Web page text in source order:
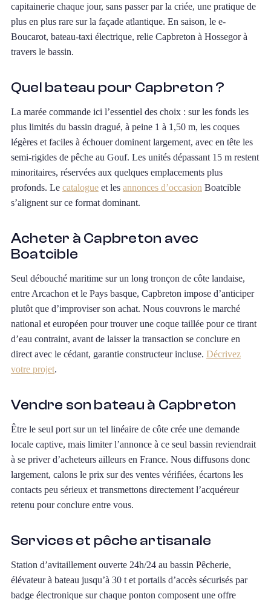
capitainerie chaque jour, sans passer par la criée, une pratique de
plus en plus rare sur la façade atlantique. En saison, le e-
Boucarot, bateau-taxi électrique, relie Capbreton à Hossegor à
travers le bassin.
Quel bateau pour Capbreton ?
La marée commande ici l’essentiel des choix : sur les fonds les
plus limités du bassin dragué, à peine 1 à 1,50 m, les coques
légères et faciles à échouer dominent largement, avec en tête les
semi-rigides de pêche au Gouf. Les unités dépassant 15 m restent
minoritaires, réservées aux quelques emplacements plus
profonds. Le catalogueet les annonces d’occasion Boatcible
s’alignent sur ce format dominant.
Acheter à Capbreton avec
Boatcible
Seul débouché maritime sur un long tronçon de côte landaise,
entre Arcachon et le Pays basque, Capbreton impose d’anticiper
plutôt que d’improviser son achat. Nous couvrons le marché
national et européen pour trouver une coque taillée pour ce tirant
d’eau contraint, avant de laisser la transaction se conclure en
direct avec le cédant, garantie constructeur incluse. Décrivez
votre projet.
Vendre son bateau à Capbreton
Être le seul port sur un tel linéaire de côte crée une demande
locale captive, mais limiter l’annonce à ce seul bassin reviendrait
à se priver d’acheteurs ailleurs en France. Nous diffusons donc
largement, calons le prix sur des ventes vérifiées, écartons les
contacts peu sérieux et transmettons directement l’acquéreur
retenu pour conclure entre vous.
Services et pêche artisanale
Station d’avitaillement ouverte 24h/24 au bassin Pêcherie,
élévateur à bateau jusqu’à 30 t et portails d’accès sécurisés par
badge électronique sur chaque ponton composent une offre